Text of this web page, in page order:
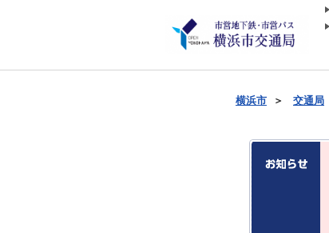
横浜市 ＞ 交通局